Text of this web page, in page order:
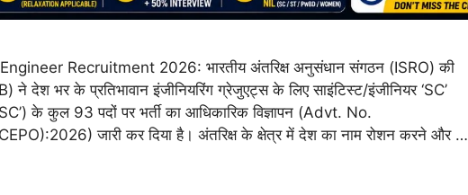
Recruitment 2026: भारतीय अंतरिक्ष अनुसंधान संगठन (ISRO) की
ने देश भर के प्रतिभावान इंजीनियरिंग ग्रेजुएट्स के लिए साइंटिस्ट/इंजीनियर ‘SC’
के कुल 93 पदों पर भर्ती का आधिकारिक विज्ञापन (Advt. No.
जारी कर दिया है। अंतरिक्ष के क्षेत्र में देश का नाम रोशन करने और …